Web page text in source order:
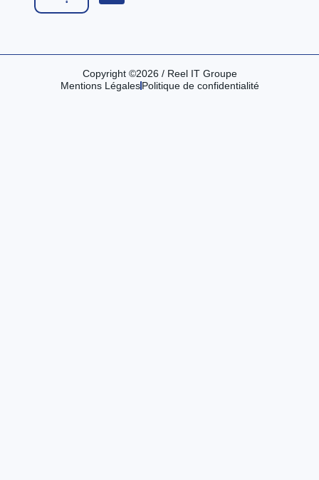
Copyright ©2026 / Reel IT Groupe
Mentions Légales Politique de confidentialité